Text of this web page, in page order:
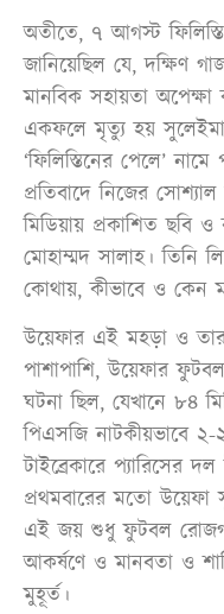
অতীতে, ৭ আগস্ট
জানিয়েছিল যে, দক্ষিণ
মানবিক সহায়তা
একফলে মৃত্যু হয়
‘ফিলিস্তিনের পেলে’
প্রতিবাদে নিজের
মিডিয়ায় প্রকাশিত ছবি
মোহাম্মদ সালাহ। তিনি
কোথায়, কীভাবে ও কেন
উয়েফার এই মহড়া ও তার
পাশাপাশি, উয়েফার
ঘটনা ছিল, যেখানে ৮৪
পিএসজি নাটকীয়ভাবে
টাইব্রেকারে প্যারিসের
প্রথমবারের মতো উয়েফা
এই জয় শুধু ফুটবল
আকর্ষণে ও মানবতা ও
মুহূর্ত।